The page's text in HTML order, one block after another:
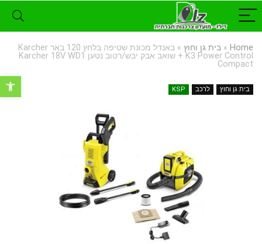
פתח
Home
» בית גן וחוץ »
באנדל מכונת שטיפה בלחץ 120 באר Karcher
K3 Power Control + שואב אבק יבש/רטוב נטען Karcher 18V WD1
Compact
בית גן וחוץ לרכב KSP